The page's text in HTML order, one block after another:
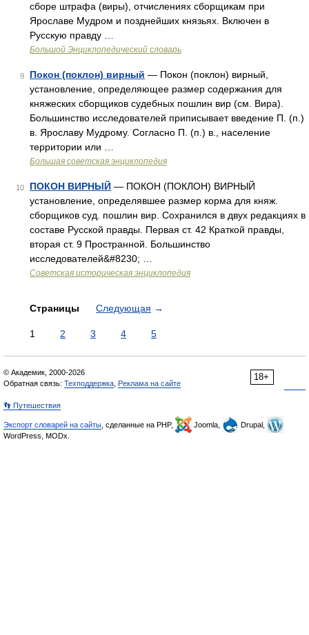
сборе штрафа (виры), отчислениях сборщикам при
Ярославе Мудром и позднейших князьях. Включен в
Русскую правду …
Большой Энциклопедический словарь
9 Покон (поклон) вирный — Покон (поклон) вирный,
установление, определяющее размер содержания для
княжеских сборщиков судебных пошлин вир (см. Вира).
Большинство исследователей приписывает введение П. (п.)
в. Ярославу Мудрому. Согласно П. (п.) в., население
территории или …
Большая советская энциклопедия
10 ПОКОН ВИРНЫЙ — ПОКОН (ПОКЛОН) ВИРНЫЙ
установление, определявшее размер корма для княж.
сборщиков суд. пошлин вир. Сохранился в двух редакциях в
составе Русской правды. Первая ст. 42 Краткой правды,
вторая ст. 9 Пространной. Большинство
исследователей&#8230; …
Советская историческая энциклопедия
Страницы Следующая →
1 2 3 4 5
18+
© Академик, 2000-2026
Обратная связь: Техподдержка Реклама на сайте
👣 Путешествия
Экспорт словарей на сайты , сделанные на PHP, Joomla,
Drupal,
WordPress, MODx.